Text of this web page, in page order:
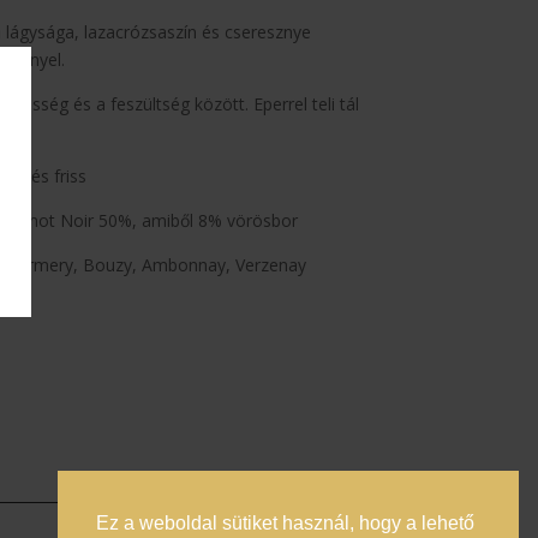
lazacrózsaszín és cseresznye
fénnyel.
és a feszültség között. Eperrel teli tál
és friss
Pinot Noir 50%, amiből 8% vörösbor
Marmery, Bouzy, Ambonnay, Verzenay
Ez a weboldal sütiket használ, hogy a lehető